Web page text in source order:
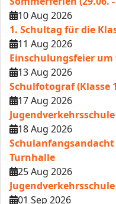
10 Aug 2026
1. Schultag für die
11 Aug 2026
Einschulungsfeier um
13 Aug 2026
Schulfotograf (Klasse
17 Aug 2026
Jugendverkehrsschule
18 Aug 2026
Turnhalle
25 Aug 2026
Jugendverkehrsschule
01 Sep 2026